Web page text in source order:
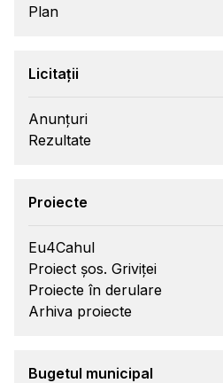
Plan
Licitații
Anunțuri
Rezultate
Proiecte
Eu4Cahul
Proiect șos. Griviței
Proiecte în derulare
Arhiva proiecte
Bugetul municipal